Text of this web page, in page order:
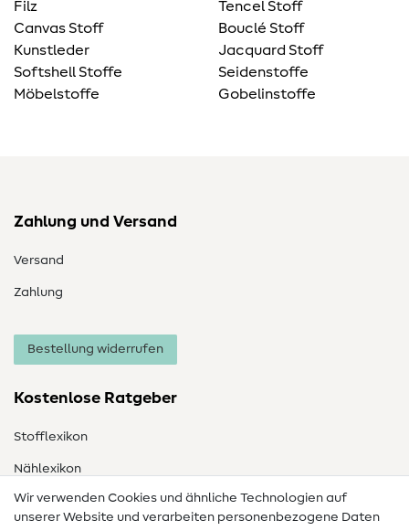
Filz
Canvas Stoff
Kunstleder
Softshell Stoffe
Möbelstoffe
Tencel Stoff
Bouclé Stoff
Jacquard Stoff
Seidenstoffe
Gobelinstoffe
Zahlung und Versand
Versand
Zahlung
Bestellung widerrufen
Kostenlose Ratgeber
Stofflexikon
Nählexikon
Nähanleitungen
Wir verwenden Cookies und ähnliche Technologien auf
unserer Website und verarbeiten personenbezogene Daten